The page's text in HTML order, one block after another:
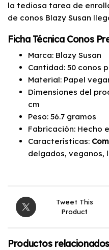
la tediosa tarea de
de conos Blazy Susan
Ficha Técnica Conos
Marca: Blazy Susan
Cantidad: 50 conos
Material: Papel
Dimensiones del
cm
Peso: 56.7 gramos
Fabricación: Hecho
Características:
delgados, veganos,
Tweet This
Product
Productos relacionados